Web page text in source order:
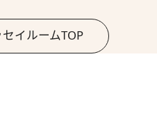
イルームTOP